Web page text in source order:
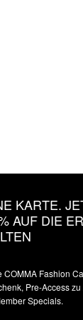
KARTE.
AUF DIE
Fashion
Pre-Access
Specials.